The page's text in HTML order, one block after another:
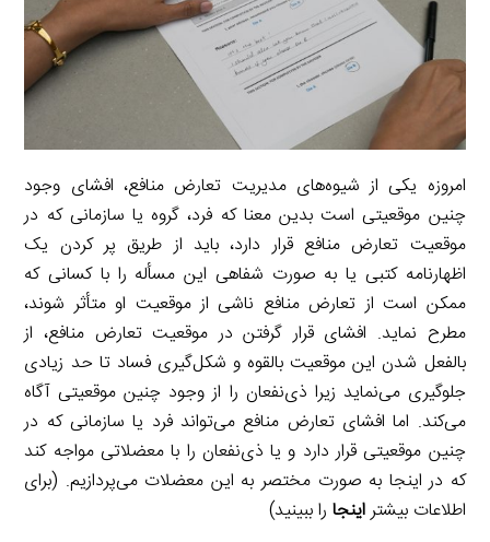
k
n
a
m
t
امروزه یکی از شیوه‌های مدیریت تعارض منافع، افشای وجود
چنین موقعیتی است بدین معنا که فرد، گروه یا سازمانی که در
موقعیت تعارض منافع قرار دارد، باید از طریق پر کردن یک
اظهارنامه کتبی یا به صورت شفاهی این مسأله را با کسانی که
ممکن است از تعارض منافع ناشی از موقعیت او متأثر شوند،
مطرح نماید. افشای قرار گرفتن در موقعیت تعارض منافع، از
بالفعل شدن این موقعیت بالقوه و شکل‌گیری فساد تا حد زیادی
جلوگیری می‌نماید زیرا ذی‌نفعان را از وجود چنین موقعیتی آگاه
می‌کند. اما افشای تعارض منافع می‌تواند فرد یا سازمانی که در
چنین موقعیتی قرار دارد و یا ذی‌نفعان را با معضلاتی مواجه کند
که در اینجا به صورت مختصر به این معضلات می‌پردازیم. (برای
اطلاعات بیشتراینجا را ببینید)